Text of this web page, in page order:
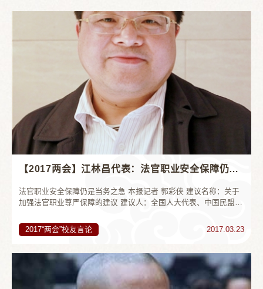
【2017两会】江林昌代表：法官职业安全保障仍是当务之急
法官职业安全保障仍是当务之急 本报记者 郭彩侠 建议名称：关于
加强法官职业尊严保障的建议 建议人：全国人大代表、中国民盟山
2017“两会”校友言论
2017.03.23